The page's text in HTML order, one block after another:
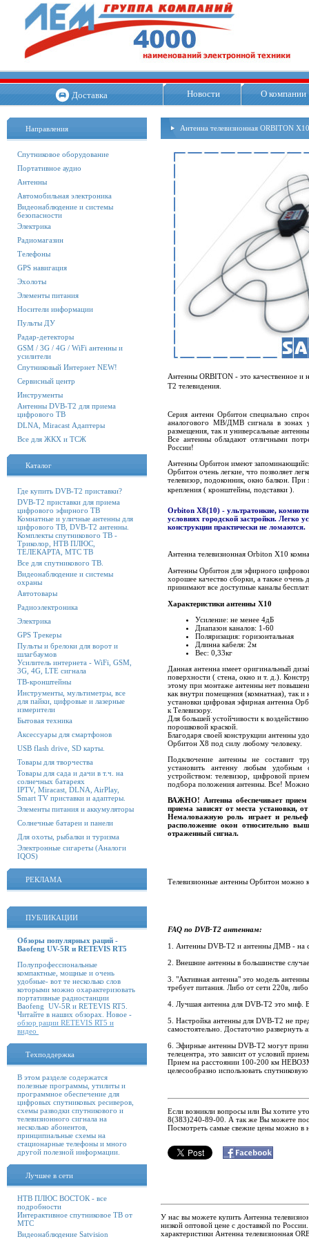
Доставка Новости О компании
Направления
Спутниковое оборудование
Портативное аудио
Антенны
Автомобильная электроника
Видеонаблюдение и системы
безопасности
Электрика
Радиомагазин
Телефоны
GPS навигация
Эхолоты
Элементы питания
Носители информации
Пульты ДУ
Радар-детекторы
GSM / 3G / 4G / WiFi антенны и
усилители
Спутниковый Интернет NEW!
Сервисный центр
Инструменты
Антенны DVB-T2 для приема
цифрового ТВ
DLNA, Miracast Адаптеры
Все для ЖКХ и ТСЖ
Каталог
Где купить DVB-T2 приставки?
DVB-T2 приставки для приема
цифрового эфирного ТВ
Комнатные и уличные антенны для
цифрового ТВ, DVB-T2 антенны.
Комплекты спутникового ТВ -
Триколор, НТВ ПЛЮС,
ТЕЛЕКАРТА, МТС ТВ
Все для спутникового ТВ.
Видеонаблюдение и системы
охраны
Автотовары
Радиоэлектроника
Электрика
GPS Трекеры
Пульты и брелоки для ворот и
шлагбаумов
Усилитель интернета - WiFi, GSM,
3G, 4G, LTE сигнала
ТВ-кронштейны
Инструменты, мультиметры, все
для пайки, цифровые и лазерные
измерители
Бытовая техника
Аксессуары для смартфонов
USB flash drive, SD карты.
Товары для творчества
Товары для сада и дачи в т.ч. на
солнечных батареях
IPTV, Miracast, DLNA, AirPlay,
Smart TV приставки и адаптеры.
Элементы питания и аккумуляторы
Солнечные батареи и панели
Для охоты, рыбалки и туризма
Электронные сигареты (Аналоги
IQOS)
РЕКЛАМА
ПУБЛИКАЦИИ
Обзоры популярных раций -
Baofeng UV-5R и RETEVIS RT5
Полупрофессиональные
компактные, мощные и очень
удобные- вот те несколько слов
которыми можно охарактеризовать
портативные радиостанции
Baofeng UV-5R и RETEVIS RT5.
Читайте в наших обзорах. Новое -
обзор рации RETEVIS RT5 и
видео
Техподдержка
В этом разделе содержатся
полезные программы, утилиты и
программное обеспечение для
цифровых спутниковых ресиверов,
схемы разводки спутникового и
телевизионного сигнала на
несколько абонентов,
принципиальные схемы на
стационарные телефоны и много
другой полезной информации.
Лучшее в сети
НТВ ПЛЮС ВОСТОК - все
подробности
Интерактивное спутниковое ТВ от
МТС
Видеонаблюдение Satvision
Антенна телевизионная ORBITON
Антенны ORBITON - это качественное и
T2 телевидения.
Серия антенн Орбитон специально
аналогового МВ/ДМВ сигнала в зонах
размещения, так и универсальные
Все антенны обладают отличными
России!
Антенны Орбитон имеют
Орбитон очень легкие, что позволяет
телевизор, подоконник, окно балкон.
крепления ( кронштейны, подставки ).
Orbiton X8(10) - ультратонкие,
условиях городской застройки. Легко
конструкции практически не ломаются.
Антенна телевизионная Orbiton X10
Антенны Орбитон для эфирного
хорошее качество сборки, а также
принимают все доступные каналы
Характеристики антенны X10
Усиление: не менее 4дБ
Диапазон каналов: 1-60
Поляризация: горизонтальная
Длинна кабеля: 2м
Вес: 0,33кг
Данная антенна имеет оригинальный
поверхности ( стена, окно и т. д.).
этому при монтаже антенны нет
как внутри помещения (комнатная), так
установки цифровая эфирная антенна
к Телевизору.
Для большей устойчивости к
порошковой краской.
Благодаря своей конструкции антенны
Орбитон Х8 под силу любому человеку.
Подключение антенны не составит
установить антенну любым
устройством: телевизор, цифровой
подбора положения антенны. Все!
ВАЖНО! Антенна обеспечивает прием
приема зависят от места установки,
Немаловажную роль играет и
расположение окон относительно
отраженный сигнал.
Телевизионные антенны Орбитон можно
FAQ по DVB-T2 антеннам:
1. Антенны DVB-T2 и антенны ДМВ - на
2. Внешние антенны в большинстве
3. "Активная антенна" это модель
требует питания. Либо от сети 220в,
4. Лучшая антенна для DVB-T2 это миф.
5. Настройка антенны для DVB-T2 не
самостоятельно. Достаточно
6. Эфирные антенны DVB-T2 могут
телецентра, это зависит от условий
Прием на расстоянии 100-200 км
целесообразно использовать
Если возникли вопросы или Вы хотите
8(383)240-89-00. А так же Вы можете
Посмотреть самые свежие цены можно в
У нас вы можете купить Антенна
низкой оптовой цене с доставкой по
характеристики Антенна телевизионная